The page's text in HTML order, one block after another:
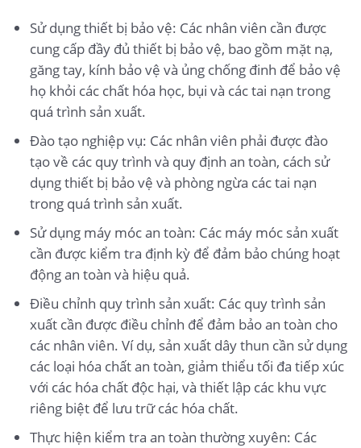
Sử dụng thiết bị bảo vệ: Các nhân viên cần được
cung cấp đầy đủ thiết bị bảo vệ, bao gồm mặt nạ,
găng tay, kính bảo vệ và ủng chống đinh để bảo vệ
họ khỏi các chất hóa học, bụi và các tai nạn trong
quá trình sản xuất.
Đào tạo nghiệp vụ: Các nhân viên phải được đào
tạo về các quy trình và quy định an toàn, cách sử
dụng thiết bị bảo vệ và phòng ngừa các tai nạn
trong quá trình sản xuất.
Sử dụng máy móc an toàn: Các máy móc sản xuất
cần được kiểm tra định kỳ để đảm bảo chúng hoạt
động an toàn và hiệu quả.
Điều chỉnh quy trình sản xuất: Các quy trình sản
xuất cần được điều chỉnh để đảm bảo an toàn cho
các nhân viên. Ví dụ, sản xuất dây thun cần sử dụng
các loại hóa chất an toàn, giảm thiểu tối đa tiếp xúc
với các hóa chất độc hại, và thiết lập các khu vực
riêng biệt để lưu trữ các hóa chất.
Thực hiện kiểm tra an toàn thường xuyên: Các